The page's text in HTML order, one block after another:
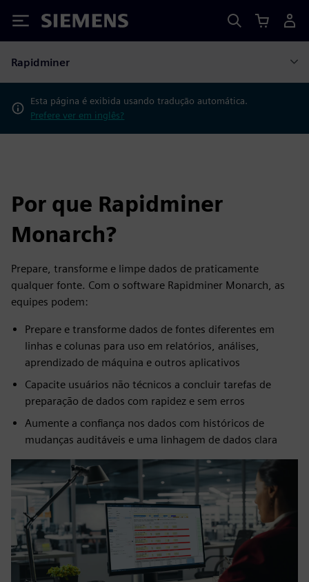
Siemens
Rapidminer
Esta página é exibida usando tradução automática.
Prefere ver em inglês?
Por que Rapidminer
Monarch?
Prepare, transforme e limpe dados de praticamente
qualquer fonte. Com o software Rapidminer Monarch, as
equipes podem:
Prepare e transforme dados de fontes diferentes em
linhas e colunas para uso em relatórios, análises,
aprendizado de máquina e outros aplicativos
Capacite usuários não técnicos a concluir tarefas de
preparação de dados com rapidez e sem erros
Aumente a confiança nos dados com históricos de
mudanças auditáveis e uma linhagem de dados clara